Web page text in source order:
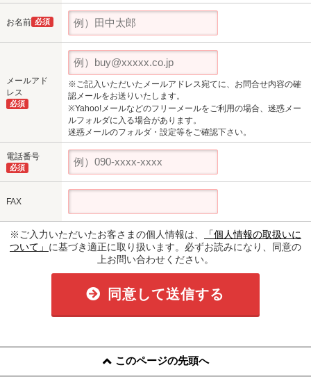
お名前 必須
メールアド
レス
必須
※ご記入いただいたメールアドレス宛てに、お問合せ内容の確
認メールをお送りいたします。
※Yahoo!メールなどのフリーメールをご利用の場合、迷惑メー
ルフォルダに入る場合があります。
迷惑メールのフォルダ・設定等をご確認下さい。
電話番号
必須
FAX
※ご入力いただいたお客さまの個人情報は、
「個人情報の取扱いに
ついて」 に基づき適正に取り扱います。必ずお読みになり、同意の
上お問い合わせください。
同意して送信する
このページの先頭へ